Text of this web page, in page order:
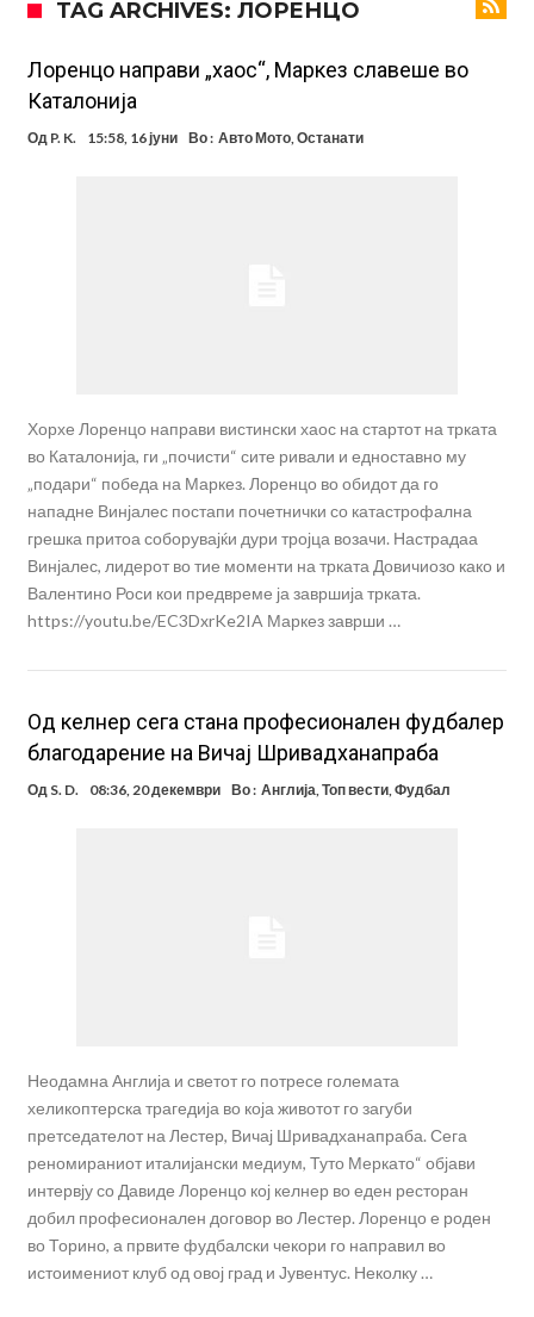
Џејк Пол започнува голем напад на УФЦ
Прекините за хидрација станаа бизнис: ФИФА не планира да ги
укине
Француски судија обвинет за семејно насилство – му се заканува
18 месеци затвор
Ова никогаш не му се случило на Новак: Синер и Алкараз се
TAG ARCHIVES: ЛОРЕНЦО
Лоренцо направи „хаос“, Маркез славеше во
Каталонија
Од P. K. 15:58, 16 јуни Во : Авто Мото, Останати
Хорхе Лоренцо направи вистински хаос на стартот на трката
во Каталонија, ги „почисти“ сите ривали и едноставно му
„подари“ победа на Маркез. Лоренцо во обидот да го
нападне Винјалес постапи почетнички со катастрофална
грешка притоа соборувајќи дури тројца возачи. Настрадаа
Винјалес, лидерот во тие моменти на трката Довичиозо како и
Валентино Роси кои предвреме ја завршија трката.
https://youtu.be/EC3DxrKe2IA Маркез заврши …
Од келнер сега стана професионален фудбалер
благодарение на Вичај Шривадханапраба
Од S. D. 08:36, 20 декември Во : Англија,Топ вести,Фудбал
Неодамна Англија и светот го потресе големата
хеликоптерска трагедија во која животот го загуби
претседателот на Лестер, Вичај Шривадханапраба. Сега
реномираниот италијански медиум, Туто Меркато“ објави
интервју со Давиде Лоренцо кој келнер во еден ресторан
добил професионален договор во Лестер. Лоренцо е роден
во Торино, а првите фудбалски чекори го направил во
истоимениот клуб од овој град и Јувентус. Неколку …